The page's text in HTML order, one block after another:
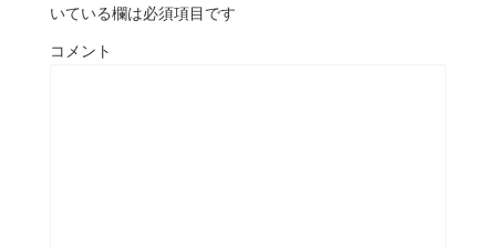
いている欄は必須項目です
コメント